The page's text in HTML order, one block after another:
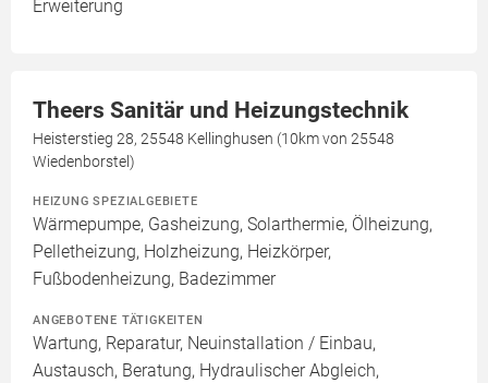
Erweiterung
Theers Sanitär und Heizungstechnik
Heisterstieg 28, 25548 Kellinghusen (10km von 25548
Wiedenborstel)
HEIZUNG SPEZIALGEBIETE
Wärmepumpe, Gasheizung, Solarthermie, Ölheizung,
Pelletheizung, Holzheizung, Heizkörper,
Fußbodenheizung, Badezimmer
ANGEBOTENE TÄTIGKEITEN
Wartung, Reparatur, Neuinstallation / Einbau,
Austausch, Beratung, Hydraulischer Abgleich,